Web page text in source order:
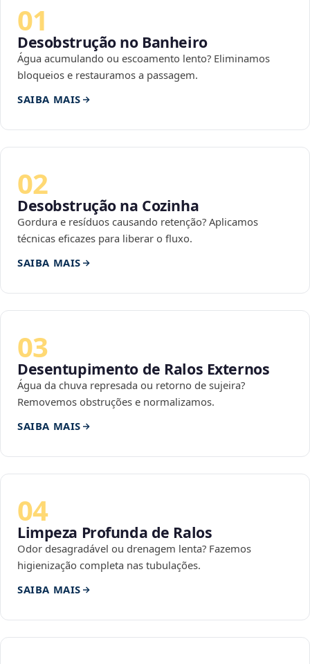
01
Desobstrução no Banheiro
Água acumulando ou escoamento lento? Eliminamos
bloqueios e restauramos a passagem.
SAIBA MAIS
02
Desobstrução na Cozinha
Gordura e resíduos causando retenção? Aplicamos
técnicas eficazes para liberar o fluxo.
SAIBA MAIS
03
Desentupimento de Ralos Externos
Água da chuva represada ou retorno de sujeira?
Removemos obstruções e normalizamos.
SAIBA MAIS
04
Limpeza Profunda de Ralos
Odor desagradável ou drenagem lenta? Fazemos
higienização completa nas tubulações.
SAIBA MAIS